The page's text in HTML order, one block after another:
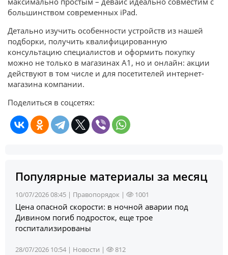
большинством современных iPad.
Детально изучить особенности устройств из нашей
подборки, получить квалифицированную
консультацию специалистов и оформить покупку
можно не только в магазинах А1, но и онлайн: акции
действуют в том числе и для посетителей интернет-
магазина компании.
Поделиться в соцсетях:
Популярные материалы за месяц
10/07/2026 08:45 | Правопорядок | 1001
Цена опасной скорости: в ночной аварии под
Дивином погиб подросток, еще трое
госпитализированы
28/07/2026 10:54 | Новости | 812